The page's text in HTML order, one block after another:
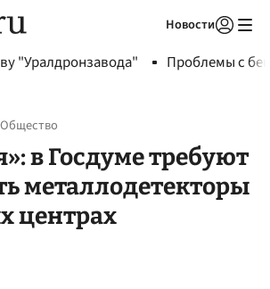
Новости
"Уралдронзавода" Проблемы с
Общество
в Госдуме требуют
металлодетекторы
центрах